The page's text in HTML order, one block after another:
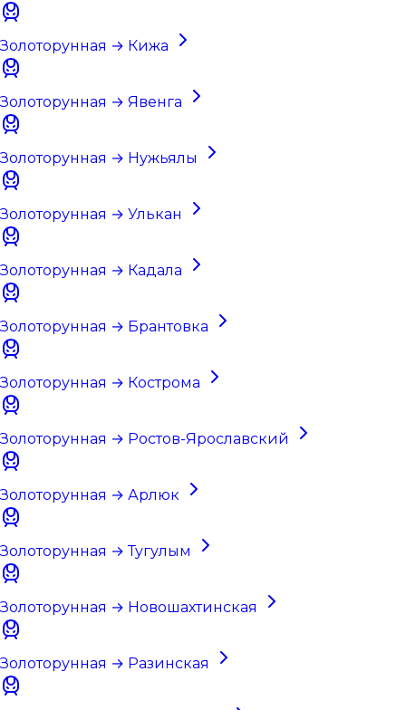
Золоторунная → Кижа
Золоторунная → Явенга
Золоторунная → Нужьялы
Золоторунная → Улькан
Золоторунная → Кадала
Золоторунная → Брантовка
Золоторунная → Кострома
Золоторунная → Ростов-Ярославский
Золоторунная → Арлюк
Золоторунная → Тугулым
Золоторунная → Новошахтинская
Золоторунная → Разинская